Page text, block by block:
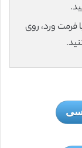
فرمت ورد، روی